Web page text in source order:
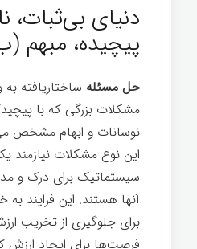
دنیای
پیچیده،
حل مسئله ساختاریافته به
مشکلات بزرگی که با
نوسانات و ابهام مشخص
این نوع مشکلات نیازمند
سیستماتیک برای درک و
آنها هستند. این فرایند
برای جلوگیری از تخریب
فرصت‌ها برای ایجاد